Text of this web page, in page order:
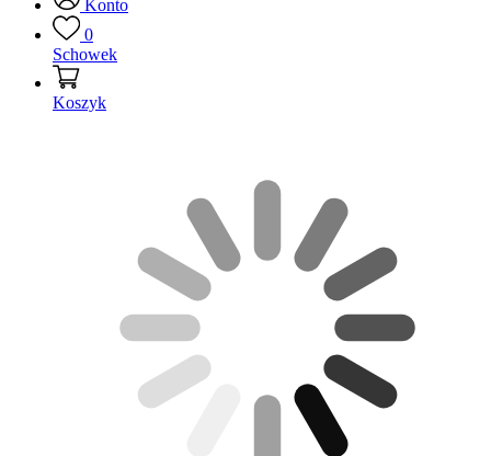
Konto
0
Schowek
Koszyk